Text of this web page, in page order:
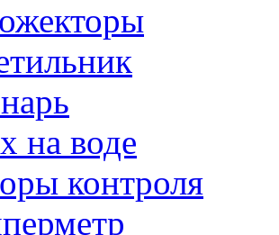
на воде
контроля